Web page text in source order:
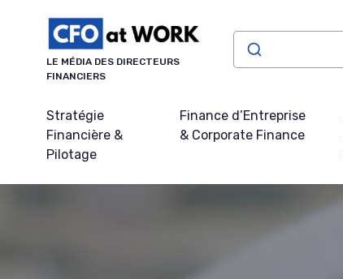
LE MÉDIA DES DIRECTEURS
FINANCIERS
Stratégie
Financière &
Pilotage
Finance d’Entreprise
& Corporate Finance